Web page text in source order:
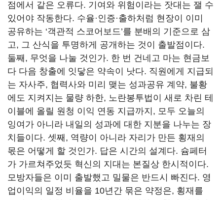
점에서 같은 오류다. 기여와 위험이라는 잣대는 잴 수
있어야 작동한다. 수율·인증·출하처럼 현장이 이미
공유하는 ‘객관적 스코어보드’를 분배의 기준으로 삼
고, 그 산식을 투명하게 공개하는 것이 출발점이다.
둘째, 무엇을 나눌 것인가. 한 번 건네고 마는 현금보
다 다음 창출에 잇닿은 약속이 낫다. 직원에게 지급되
는 자사주, 협력사와 미리 맺는 성과공유 계약, 불황
에도 지켜지는 물량 하한, 노란봉투법이 새로 차린 테
이블에 올릴 원청 이익 연동 지급까지, 모두 오늘의
잉여가 아니라 내일의 성과에 대한 지분을 나누는 장
치들이다. 셋째, 역량이 아니라 자리가 만든 횡재의
몫은 어떻게 할 것인가. 답은 시간의 설계다. 슘페터
가 가르쳐주었듯 혁신의 지대는 본질상 한시적이다.
모방자들은 이미 출발했고 밀물은 반드시 빠진다. 영
업이익의 일정 비율을 10년간 묶은 약정은, 횡재를